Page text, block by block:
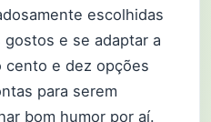
escolhidas
e se adaptar a
cento e dez opções
para serem
bom humor por aí.